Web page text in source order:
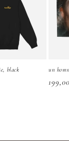
black un